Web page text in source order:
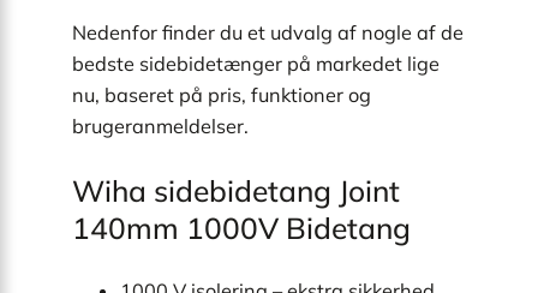
Nedenfor finder du et udvalg af nogle af de
bedste sidebidetænger på markedet lige
nu, baseret på pris, funktioner og
brugeranmeldelser.
Wiha sidebidetang Joint
140mm 1000V Bidetang